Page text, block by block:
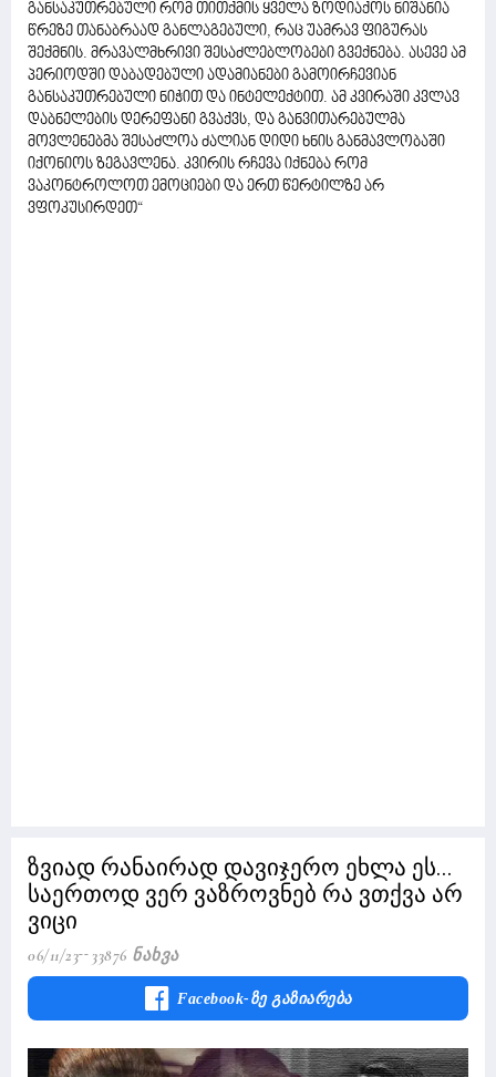
განსაკუთრებული რომ თითქმის ყველა ზოდიაქოს ნიშანია
წრეზე თანაბრაად განლაგებული, რაც უამრავ ფიგურას
შექმნის. მრავალმხრივი შესაძლებლობები გვექნება. ასევე ამ
პერიოდში დაბადებული ადამიანები გამოირჩევიან
განსაკუთრებული ნიჭით და ინტელექტით. ამ კვირაში კვლავ
დაბნელების დერეფანი გვაქვს, და განვითარებულმა
მოვლენებმა შესაძლოა ძალიან დიდი ხნის განმავლობაში
იქონიოს ზეგავლენა. კვირის რჩევა იქნება რომ
ვაკონტროლოთ ემოციები და ერთ წერტილზე არ
ვფოკუსირდეთ“
ზვიად რანაირად დავიჯერო ეხლა ეს...
საერთოდ ვერ ვაზროვნებ რა ვთქვა არ
ვიცი
06/11/23 33876 Ნახვა
Facebook-Ზე Გაზიარება